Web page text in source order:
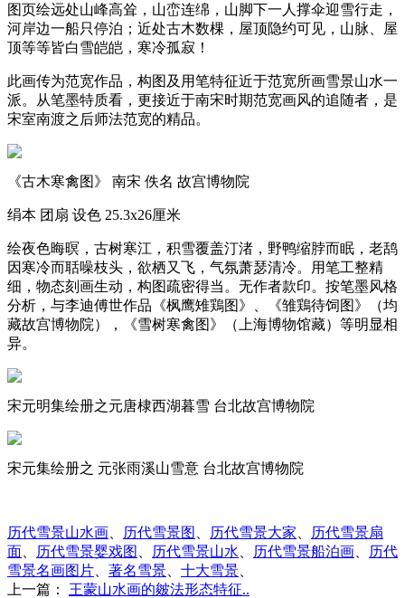
图页绘远处山峰高耸，山峦连绵，山脚下一人撑伞迎雪行走，
河岸边一船只停泊；近处古木数棵，屋顶隐约可见，山脉、屋
顶等等皆白雪皑皑，寒冷孤寂！
此画传为范宽作品，构图及用笔特征近于范宽所画雪景山水一
派。从笔墨特质看，更接近于南宋时期范宽画风的追随者，是
宋室南渡之后师法范宽的精品。
《古木寒禽图》 南宋 佚名 故宫博物院
绢本 团扇 设色 25.3x26厘米
绘夜色晦暝，古树寒江，积雪覆盖汀渚，野鸭缩脖而眠，老鸹
因寒冷而聒噪枝头，欲栖又飞，气氛萧瑟清冷。用笔工整精
细，物态刻画生动，构图疏密得当。无作者款印。按笔墨风格
分析，与李迪傅世作品《枫鹰雉鶏图》、《雏鶏待饲图》（均
藏故宫博物院），《雪树寒禽图》（上海博物馆藏）等明显相
异。
宋元明集绘册之元唐棣西湖暮雪 台北故宫博物院
宋元集绘册之 元张雨溪山雪意 台北故宫博物院
历代雪景山水画 历代雪景图 历代雪景大家
历代雪景扇
面
历代雪景婴戏图 历代雪景山水 历代雪景船泊画
历代
雪景名画图片
著名雪景 十大雪景
上一篇：
王蒙山水画的皴法形态特征..